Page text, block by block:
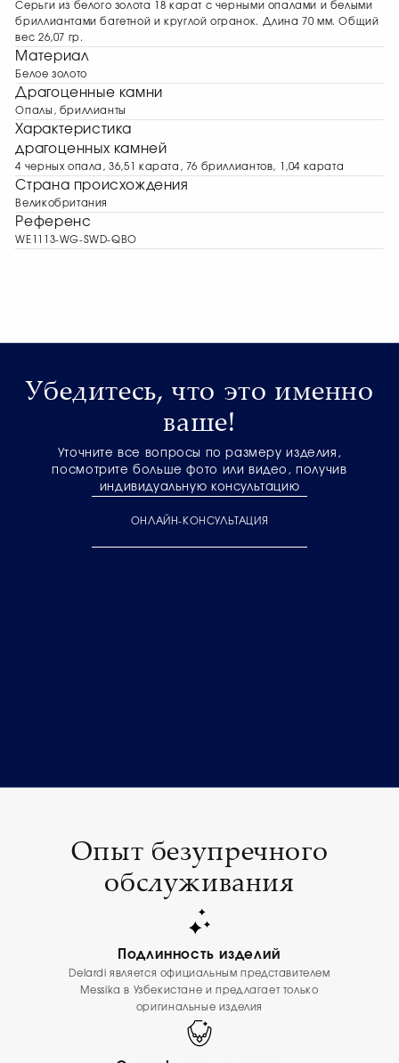
Серьги из белого золота 18 карат с черными опалами и белыми
бриллиантами багетной и круглой огранок. Длина 70 мм. Общий
вес 26,07 гр.
Материал
Белое золото
Драгоценные камни
Опалы, бриллианты
Характеристика
драгоценных камней
4 черных опала, 36,51 карата, 76 бриллиантов, 1,04 карата
Страна происхождения
Великобритания
Референс
WE1113-WG-SWD-QBO
Убедитесь, что это именно
ваше!
Уточните все вопросы по размеру изделия,
посмотрите больше фото или видео, получив
индивидуальную консультацию
ОНЛАЙН-КОНСУЛЬТАЦИЯ
Опыт безупречного
обслуживания
Подлинность изделий
Delardi является официальным представителем
Messika в Узбекистане и предлагает только
оригинальные изделия